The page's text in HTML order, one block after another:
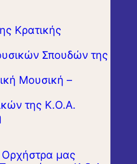
Κρατικής
Σπουδών της
Μουσική –
της Κ.Ο.Α.
μας